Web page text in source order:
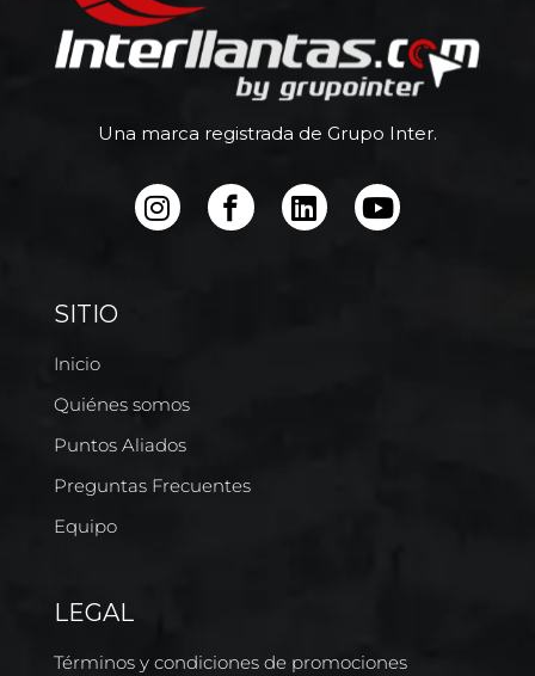
Una marca registrada de Grupo Inter.
SITIO
Inicio
Quiénes somos
Puntos Aliados
Preguntas Frecuentes
Equipo
LEGAL
Términos y condiciones de promociones